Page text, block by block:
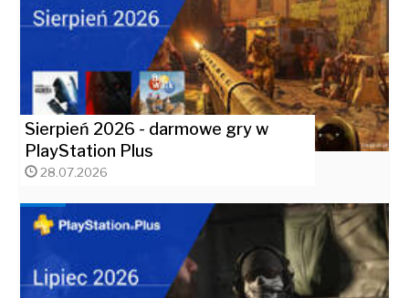
Sierpień 2026 - darmowe gry w
PlayStation Plus
28.07.2026